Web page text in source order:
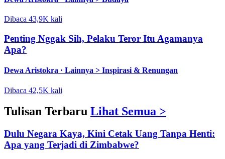
Dibaca 43,9K kali
Penting Nggak Sih, Pelaku Teror Itu Agamanya
Apa?
Dewa Aristokra · Lainnya > Inspirasi & Renungan
Dibaca 42,5K kali
Tulisan Terbaru Lihat Semua >
Dulu Negara Kaya, Kini Cetak Uang Tanpa Henti:
Apa yang Terjadi di Zimbabwe?